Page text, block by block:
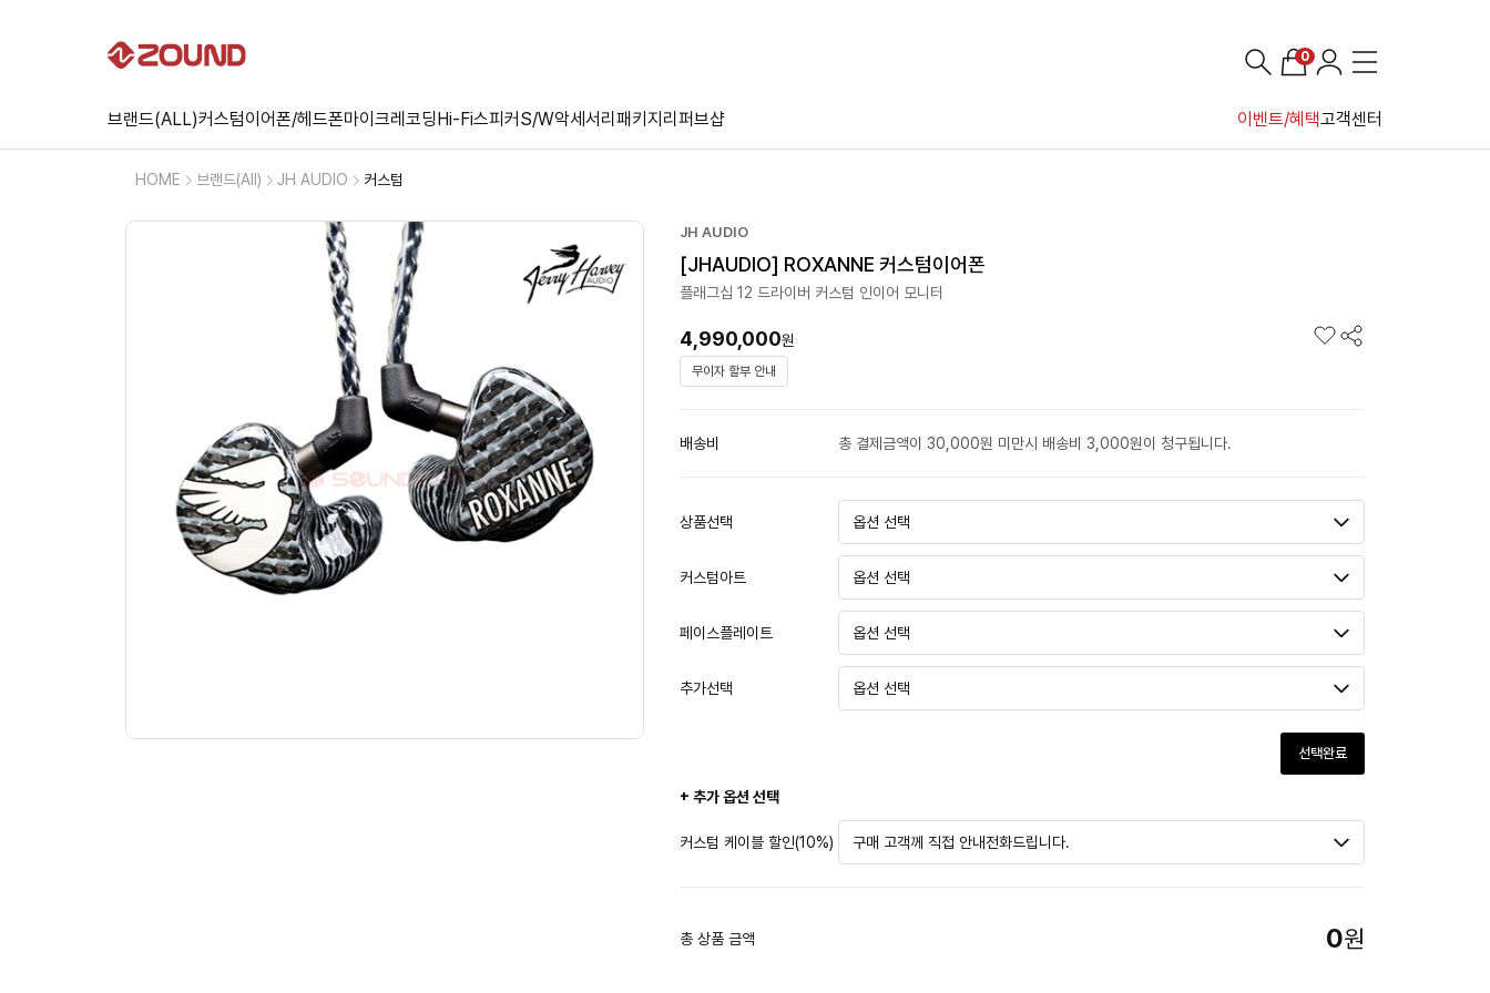
브랜드(ALL)커스텀이어폰/헤드폰마이크레코딩Hi-Fi스피커S/W악세서리 패키지리퍼브샵 이벤트/혜택고객센터
0
HOME 브랜드(All) JH AUDIO 커스텀
JH AUDIO
[JHAUDIO] ROXANNE 커스텀이어폰
플래그십 12 드라이버 커스텀 인이어 모니터
4,990,000원
무이자 할부 안내
배송비 총 결제금액이 30,000원 미만시 배송비 3,000원이 청구됩니다.
상품선택
커스텀아트
페이스플레이트
추가선택
선택완료
+ 추가 옵션 선택
커스텀 케이블 할인(10%)
총 상품 금액 0원